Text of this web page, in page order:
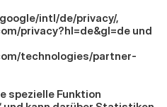
intl/de/privacy/
privacy?hl=de&gl=de und
technologies/partner-
spezielle Funktion